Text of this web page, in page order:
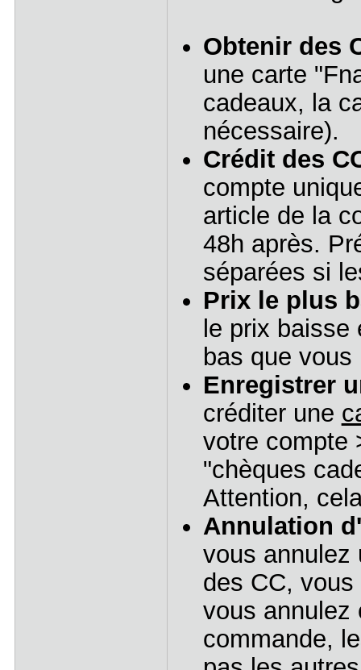
Obtenir des
une carte
cadeaux, la
nécessaire).
Crédit des
compte
article de la
48h après.
séparées si
Prix le plus
le prix
bas que
Enregistrer
créditer une
votre compte
"chèques
Attention,
Annulation
vous annulez
des CC,
vous annulez
commande,